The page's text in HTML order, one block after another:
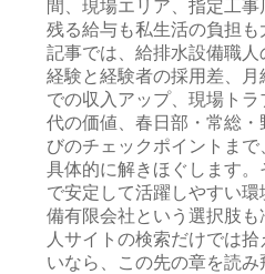
間、現場エリア、指定工
残る給与も私生活の負担
記事では、給排水設備職
経験と経験者の採用差、
での収入アップ、現場ト
代の価値、春日部・常総
びのチェックポイントま
具体的に解きほぐします
で安定して活躍しやすい
備有限会社という選択肢
人サイトの検索だけでは
いなら、この先の章を読